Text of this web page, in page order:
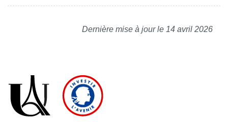
Dernière mise à jour le 14 avril 2026